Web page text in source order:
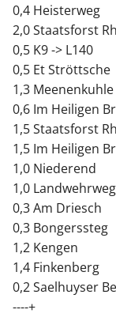
0,4 Heisterweg
2,0 Staatsforst
0,5 K9 -> L140
0,5 Et Ströttsche
1,3 Meenenkuhle
0,6 Im Heiligen
1,5 Staatsforst
1,5 Im Heiligen
1,0 Niederend
1,0 Landwehrweg
0,3 Am Driesch
0,3 Bongerssteg
1,2 Kengen
1,4 Finkenberg
0,2 Saelhuyser
----+